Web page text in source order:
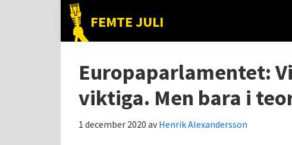
huvudnavigering
FEMTE JULI
Nätet
folket!
Europaparlamentet:
viktiga. Men bara i
1 december 2020 avHenrik Alexandersson